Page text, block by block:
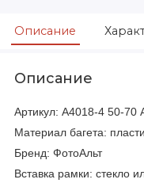
Описание
Описание
Артикул: A4018-4 50-70
Материал багета:
Бренд: ФотоАльт
Вставка рамки: стекло